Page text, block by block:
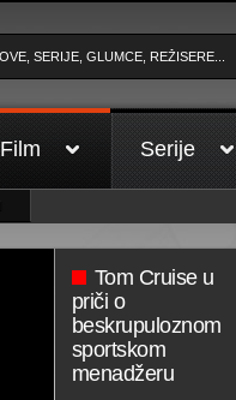
Film Serije
Tom Cruise u
priči o
beskrupuloznom
sportskom
menadžeru